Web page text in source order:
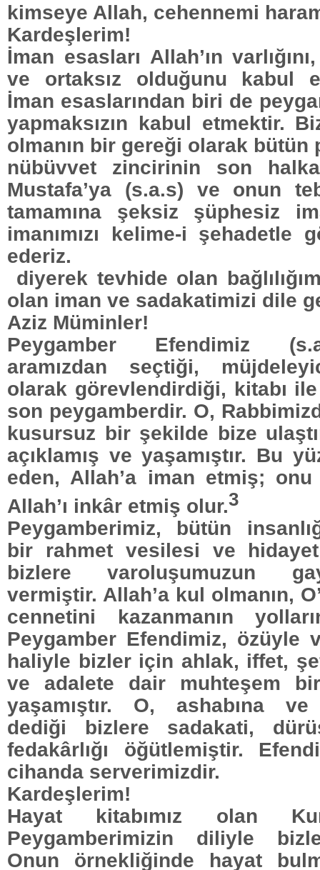
kimseye Allah, cehennemi
Kardeşlerim!
İman esasları Allah’ın
ve ortaksız olduğunu kabul
İman esaslarından biri de
yapmaksızın kabul etmektir.
olmanın bir gereği olarak bütün
nübüvvet zincirinin son
Mustafa’ya (s.a.s) ve onun
tamamına şeksiz şüphesiz
imanımızı kelime-i şehadetle
ederiz.
diyerek tevhide olan
olan iman ve sadakatimizi dile
Aziz Müminler!
Peygamber Efendimiz
aramızdan seçtiği,
olarak görevlendirdiği, kitabı
son peygamberdir. O,
kusursuz bir şekilde bize
açıklamış ve yaşamıştır. Bu
eden, Allah’a iman etmiş;
Allah’ı inkâr etmiş olur.3
Peygamberimiz, bütün
bir rahmet vesilesi ve
bizlere varoluşumuzun
vermiştir. Allah’a kul olmanın,
cennetini kazanmanın
Peygamber Efendimiz, özüyle
haliyle bizler için ahlak, iffet,
ve adalete dair muhteşem
yaşamıştır. O, ashabına ve
dediği bizlere sadakati,
fedakârlığı öğütlemiştir.
cihanda serverimizdir.
Kardeşlerim!
Hayat kitabımız olan
Peygamberimizin diliyle
Onun örnekliğinde hayat